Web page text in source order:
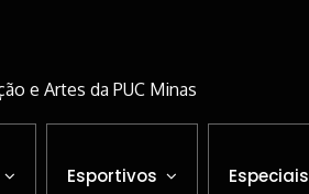
e Artes da PUC Minas
Esportivos Especiais